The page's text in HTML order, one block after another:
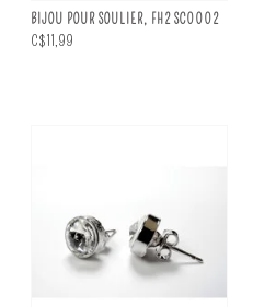
BIJOU POUR SOULIER, FH2 SC0002
C$11,99